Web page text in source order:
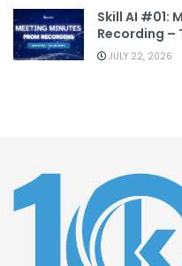
Skill AI #01:
Recording –
JULY 22, 2026